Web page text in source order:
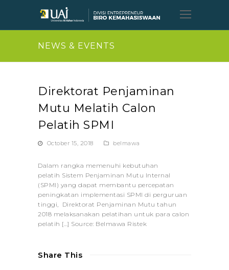
Open
Mobile
NEWS & EVENTS
Direktorat Penjaminan
Mutu Melatih Calon
Pelatih SPMI
October 15, 2018 belmawa
Dalam rangka memenuhi kebutuhan
pelatih Sistem Penjaminan Mutu Internal
(SPMI) yang dapat membantu percepatan
peningkatan implementasi SPMI di perguruan
tinggi, Direktorat Penjaminan Mutu tahun
2018 melaksanakan pelatihan untuk para calon
pelatih […] Source: Belmawa Ristek
Share This